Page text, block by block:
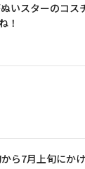
いスターのコス
！
ら7月上旬にか